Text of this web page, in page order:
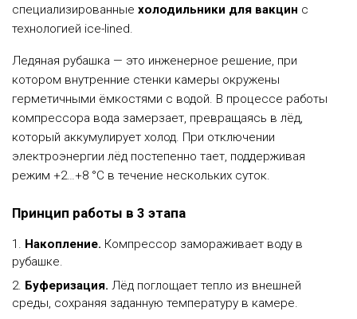
специализированные холодильники для вакцин с
технологией ice-lined.
Ледяная рубашка — это инженерное решение, при
котором внутренние стенки камеры окружены
герметичными ёмкостями с водой. В процессе работы
компрессора вода замерзает, превращаясь в лёд,
который аккумулирует холод. При отключении
электроэнергии лёд постепенно тает, поддерживая
режим +2…+8 °C в течение нескольких суток.
Принцип работы в 3 этапа
Накопление. Компрессор замораживает воду в
рубашке.
Буферизация. Лёд поглощает тепло из внешней
среды, сохраняя заданную температуру в камере.